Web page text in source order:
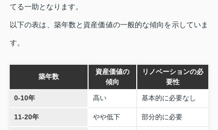
てる一助となります。
以下の表は、築年数と資産価値の一般的な傾向を示していま
す。
築年数
資産価値の
傾向
リノベーションの必
要性
0-10年 高い 基本的に必要なし
11-20年 やや低下 部分的に必要